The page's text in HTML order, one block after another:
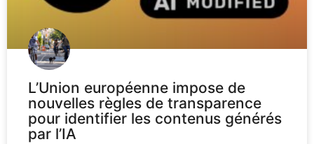
L’Union européenne impose de
nouvelles règles de transparence
pour identifier les contenus générés
par l’IA